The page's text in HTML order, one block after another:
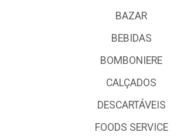
BAZAR
BEBIDAS
BOMBONIERE
CALÇADOS
DESCARTÁVEIS
FOODS SERVICE